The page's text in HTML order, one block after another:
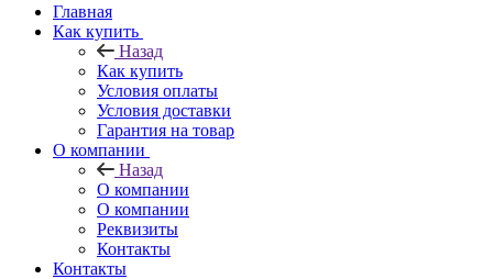
Главная
Как купить
Назад
Как купить
Условия оплаты
Условия доставки
Гарантия на товар
О компании
Назад
О компании
О компании
Реквизиты
Контакты
Контакты